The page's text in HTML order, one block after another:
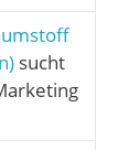
sucht